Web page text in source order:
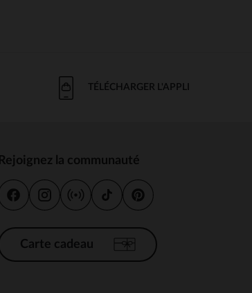
TÉLÉCHARGER L'APPLI
Rejoignez la communauté
Carte cadeau